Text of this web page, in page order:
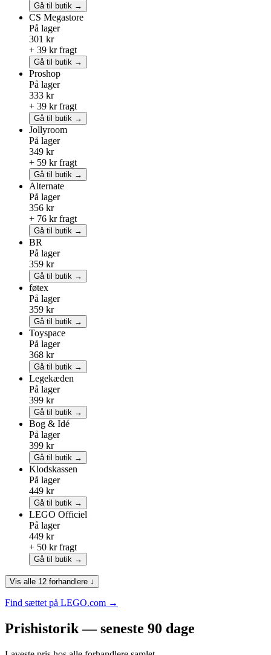
Gå til butik →
CS Megastore
På lager
301 kr
+ 39 kr fragt
Gå til butik →
Proshop
På lager
333 kr
+ 39 kr fragt
Gå til butik →
Jollyroom
På lager
349 kr
+ 59 kr fragt
Gå til butik →
Alternate
På lager
356 kr
+ 76 kr fragt
Gå til butik →
BR
På lager
359 kr
Gå til butik →
føtex
På lager
359 kr
Gå til butik →
Toyspace
På lager
368 kr
Gå til butik →
Legekæden
På lager
399 kr
Gå til butik →
Bog & Idé
På lager
399 kr
Gå til butik →
Klodskassen
På lager
449 kr
Gå til butik →
LEGO Officiel
På lager
449 kr
+ 50 kr fragt
Gå til butik →
Vis alle 12 forhandlere ↓
Find sættet på LEGO.com →
Prishistorik — seneste 90 dage